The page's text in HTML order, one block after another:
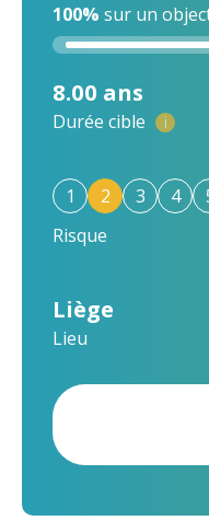
100% sur un
8.00 ans
Durée cible i
1 2 3 4
Risque
Liège
Lieu
CE